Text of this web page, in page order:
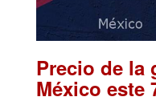
Precio de la
México este